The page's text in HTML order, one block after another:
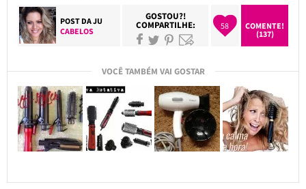
POST DAJU
CABELOS
GOSTOU?!
COMPARTILHE: 58
COMENTE!
(137)
VOCÊ TAMBÉM VAI GOSTAR